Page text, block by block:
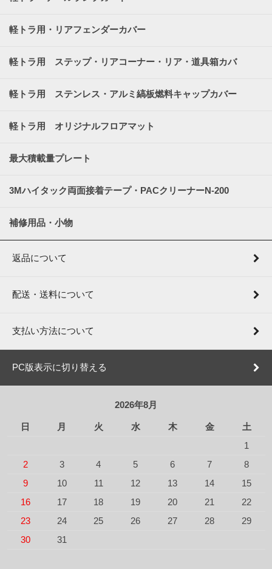
軽トラ用・リアフェンダーカバー
軽トラ用 ステップ・リアコーナー・リア・道具箱カバ
軽トラ用 ステンレス・アルミ縞板燃料キャップカバー
軽トラ用 オリジナルフロアマット
最大積載量プレート
3Mハイタック両面接着テープ・PACクリーナーN-200
補修用品・小物
返品について
配送・送料について
支払い方法について
PC版表示に切り替える
2026年8月
日 月 火 水 木 金
土
1
2
3 4 5 6 7
8
9
10 11 12 13 14
15
16
17 18 19 20 21
22
23
24 25 26 27 28
29
30
31